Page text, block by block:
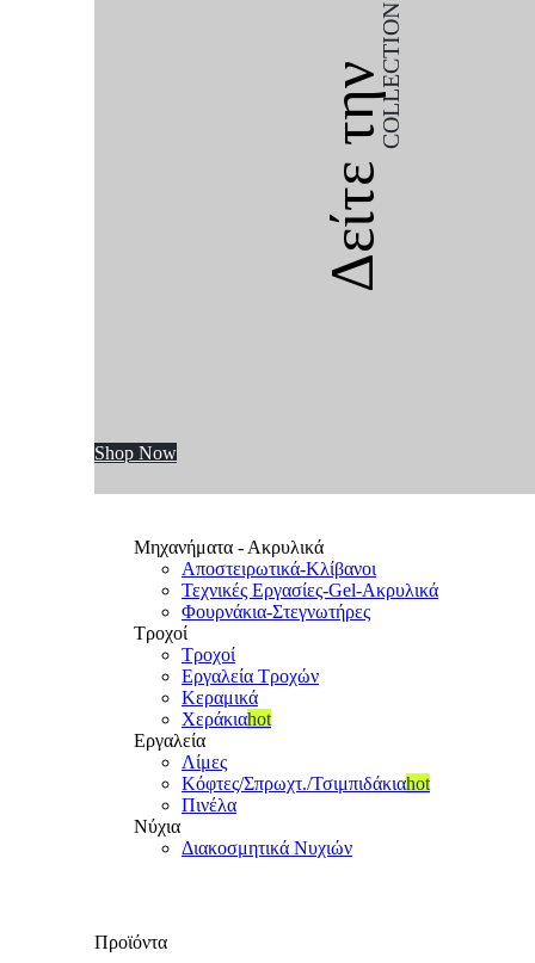
Δείτε τηνCOLLECTION
Shop Now
Μηχανήματα - Ακρυλικά
Αποστειρωτικά-Κλίβανοι
Τεχνικές Εργασίες-Gel-Ακρυλικά
Φουρνάκια-Στεγνωτήρες
Τροχοί
Τροχοί
Εργαλεία Τροχών
Κεραμικά
Χεράκιαhot
Εργαλεία
Λίμες
Κόφτες/Σπρωχτ./Τσιμπιδάκιαhot
Πινέλα
Νύχια
Διακοσμητικά Νυχιών
Προϊόντα